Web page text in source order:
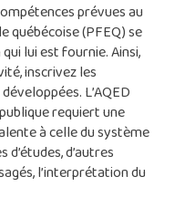
prévues au
québécoise (PFEQ) se
lui est fournie. Ainsi,
inscrivez les
L’AQED
requiert une
à celle du système
d’autres
l’interprétation du